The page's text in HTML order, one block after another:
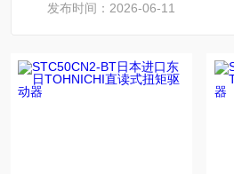
发布时间：2026-06-11